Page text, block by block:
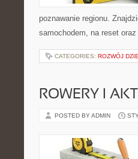
poznawanie regionu.
samochodem, na reset
CATEGORIES: ROZWÓJ
ROWERY I
POSTED BY ADMIN